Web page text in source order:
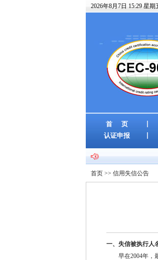
2026年8月7日 15:29 星期
首 页
认证申报
首页>> 信用失信公告
一、失信被执行人
早在2004年，最